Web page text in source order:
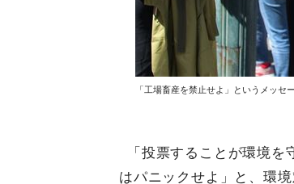
「工場畜産を禁止せよ」というメッセ
「投票することが環境
はパニックせよ」と、環